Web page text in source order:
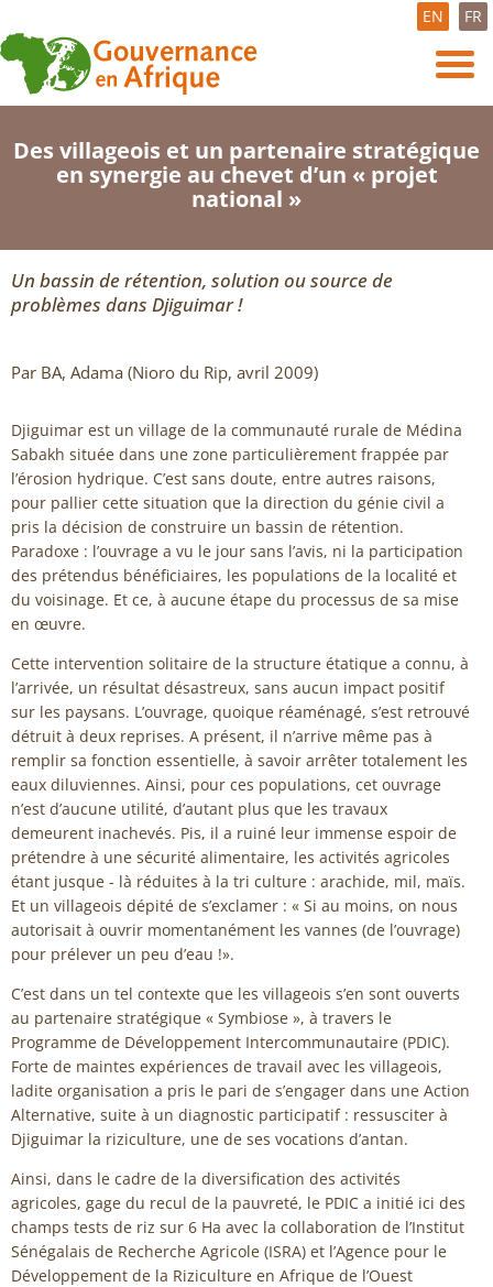
EN FR
Des villageois et un partenaire stratégique
en synergie au chevet d’un « projet
national »
Un bassin de rétention, solution ou source de
problèmes dans Djiguimar !
Par BA, Adama (Nioro du Rip, avril 2009)
Djiguimar est un village de la communauté rurale de Médina
Sabakh située dans une zone particulièrement frappée par
l’érosion hydrique. C’est sans doute, entre autres raisons,
pour pallier cette situation que la direction du génie civil a
pris la décision de construire un bassin de rétention.
Paradoxe : l’ouvrage a vu le jour sans l’avis, ni la participation
des prétendus bénéficiaires, les populations de la localité et
du voisinage. Et ce, à aucune étape du processus de sa mise
en œuvre.
Cette intervention solitaire de la structure étatique a connu, à
l’arrivée, un résultat désastreux, sans aucun impact positif
sur les paysans. L’ouvrage, quoique réaménagé, s’est retrouvé
détruit à deux reprises. A présent, il n’arrive même pas à
remplir sa fonction essentielle, à savoir arrêter totalement les
eaux diluviennes. Ainsi, pour ces populations, cet ouvrage
n’est d’aucune utilité, d’autant plus que les travaux
demeurent inachevés. Pis, il a ruiné leur immense espoir de
prétendre à une sécurité alimentaire, les activités agricoles
étant jusque - là réduites à la tri culture : arachide, mil, maïs.
Et un villageois dépité de s’exclamer : « Si au moins, on nous
autorisait à ouvrir momentanément les vannes (de l’ouvrage)
pour prélever un peu d’eau !».
C’est dans un tel contexte que les villageois s’en sont ouverts
au partenaire stratégique « Symbiose », à travers le
Programme de Développement Intercommunautaire (PDIC).
Forte de maintes expériences de travail avec les villageois,
ladite organisation a pris le pari de s’engager dans une Action
Alternative, suite à un diagnostic participatif : ressusciter à
Djiguimar la riziculture, une de ses vocations d’antan.
Ainsi, dans le cadre de la diversification des activités
agricoles, gage du recul de la pauvreté, le PDIC a initié ici des
champs tests de riz sur 6 Ha avec la collaboration de l’Institut
Sénégalais de Recherche Agricole (ISRA) et l’Agence pour le
Développement de la Riziculture en Afrique de l’Ouest